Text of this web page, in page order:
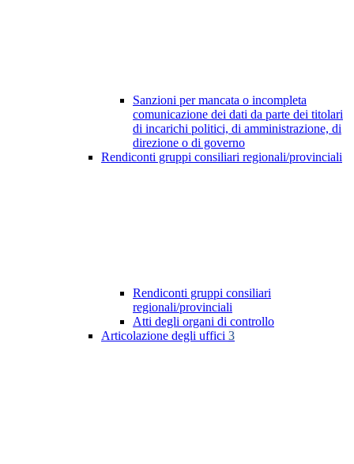
Sanzioni per mancata o incompleta
comunicazione dei dati da parte dei titolari
di incarichi politici, di amministrazione, di
direzione o di governo
Rendiconti gruppi consiliari regionali/provinciali
Rendiconti gruppi consiliari
regionali/provinciali
Atti degli organi di controllo
Articolazione degli uffici 3